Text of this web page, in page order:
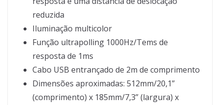
reduzida
Iluminação multicolor
Função ultrapolling 1000Hz/Tems de
resposta de 1ms
Cabo USB entrançado de 2m de comprimento
Dimensões aproximadas: 512mm/20,1”
(comprimento) x 185mm/7,3” (largura) x